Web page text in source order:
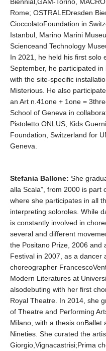
Biennial,GAM-Torino,
Rome; OSTRALEDresden
CioccolatoFoundation in
Istanbul, Marino Marini
Scienceand Technology
In 2021, he held his first solo
September, he participated
with the site-specific
Misterious. He also
an Art n.41one + 1one =
School of Geneva in
Pistoletto ONLUS, Kids
Foundation, Switzerland for
Geneva.
Stefania Ballone: She
alla Scala”, from 2000 is part
where she participates in all
interpreting soloroles. While
is constantly involved in
several and different
the Positano Prize, 2006 and
Festival in 2007, as a dancer
choreographer
Modern Literatures at
alsodebuting with her first
Royal Theatre. In 2014, she
of Theatre and Performing
Milano, with a thesis onBallet
Nineties. She curated the
Giorgio,Vignacastrisi;Prima